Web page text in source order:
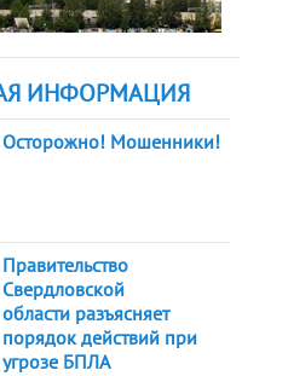
ИНФОРМАЦИЯ
Осторожно! Мошенники!
Правительство
Свердловской
области разъясняет
порядок действий при
угрозе БПЛА